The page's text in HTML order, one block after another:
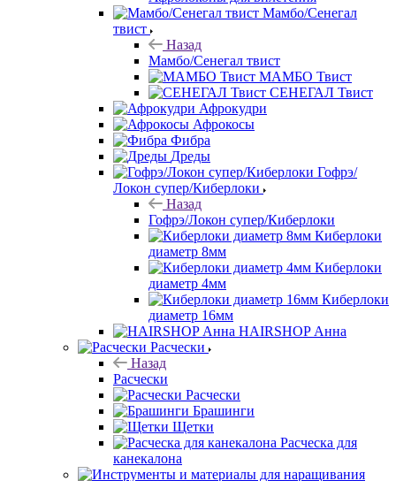
Мамбо/Сенегал
твист
Назад
Мамбо/Сенегал твист
МАМБО Твист
СЕНЕГАЛ Твист
Афрокудри
Афрокосы
Фибра
Дреды
Гофрэ/
Локон супер/Киберлоки
Назад
Гофрэ/Локон супер/Киберлоки
Киберлоки
диаметр 8мм
Киберлоки
диаметр 4мм
Киберлоки
диаметр 16мм
HAIRSHOP Анна
Расчески
Назад
Расчески
Расчески
Брашинги
Щетки
Расческа для
канекалона